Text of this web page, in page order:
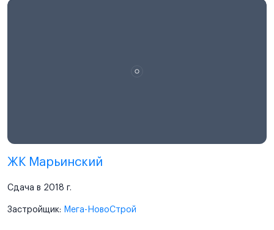
ЖК Марьинский
Сдача в 2018 г.
Застройщик: Мега-НовоСтрой